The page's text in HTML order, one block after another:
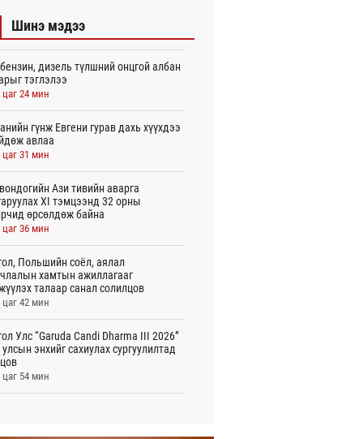
Шинэ мэдээ
дизель түлшний онцгой албан
тэглэлээ
цаг 24 мин
гүнж Евгени гурав дахь хүүхдээ
авлаа
цаг 31 мин
Ази тивийн аварга
XI тэмцээнд 32 орны
өрсөлдөж байна
цаг 36 мин
Польшийн соёл, аялал
хамтын ажиллагааг
талаар санал солилцов
цаг 42 мин
Улс “Garuda Candi Dharma III 2026”
энхийг сахиулах сургуулилтад
цаг 54 мин
аваарай